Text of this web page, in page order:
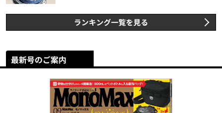
ランキング一覧を見る
最新号のご案内